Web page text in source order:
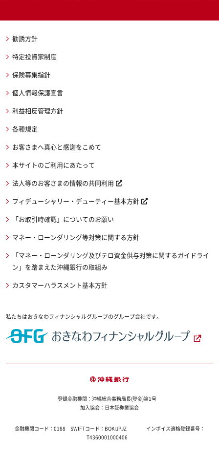
私たちはおきなわフィナンシャルグループのグループ会社です。
勧誘方針
特定投資家制度
保険募集指針
個人情報保護宣言
利益相反管理方針
各種規定
お客さまへ真心と感謝をこめて
本サイトのご利用にあたって
法人等のお客さまの情報の共同利用
フィデューシャリー・デューティー基本方針
「お取引時確認」についてのお願い
マネー・ローンダリング等対策に関する方針
「マネー・ローンダリング及びテロ資金供与対策に関するガイドライ
ン」を踏まえた沖縄銀行の取組み
カスタマーハラスメント基本方針
登録金融機関：沖縄総合事務局長(登金)第1号
加入協会：日本証券業協会
金融機関コード： 0188 SWIFTコード： BOKIJPJZ
インボイス適格登録番号：
T4360001000406